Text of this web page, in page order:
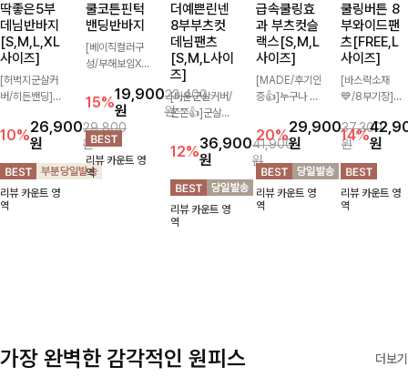
딱좋은5부
데님반바지
[S,M,L,XL
사이즈]
[허벅지군살커
버/히든밴딩]여
와이드핏과 부담
없는 5부 기장
으로 편안하게
즐기기 좋은 데
님 팬츠 ✨ 빈티
지한 워싱감이
10%26,900
원
29,800
원
리뷰 카운트 영
역
쿨코튼핀턱
밴딩반바지
[베이직컬러구
성/부해보임X]
지는 핏으로 편
안하면서도 멋스
럽게 입어지는
밴딩 반바지🤎
넉넉한 포켓 디
테일 더해져 데
15%19,900
원
23,400
원
리뷰 카운트 영
역
더예쁜린넨
8부부츠컷
데님팬츠
[S,M,L사이
즈]
[미운군살커버/
쫀쫀👍]군살을
부츠컷 핏에 발
목이 드러나는
8부 기장으로
다리를 슬림하고
길어보이게 만들
어주며 생지 소
12%36,900
원
41,900
원
리뷰 카운트 영
역
급속쿨링효
과 부츠컷슬
랙스[S,M,L
사이즈]
[MADE/후기인
증👍]누구나 갖
스:)베이직하지
만 부츠컷으로
이쁜 핏 연출은
물론,쫀쫀한 스
판끼로 하루종일
편안하게!
20%29,900
원
37,300
원
리뷰 카운트 영
역
쿨링버튼 8
부와이드팬
츠[FREE,L
사이즈]
[바스락소재
💙/8부기장]사
일이 은은한 포
인트가 되어주는
와이드 팬츠입니
다. 여유롭게 떨
어지는 실루엣과
가볍게 바스락거
14%원
리뷰 카운트 영
역
가장 완벽한 감각적인 원피스 더보기